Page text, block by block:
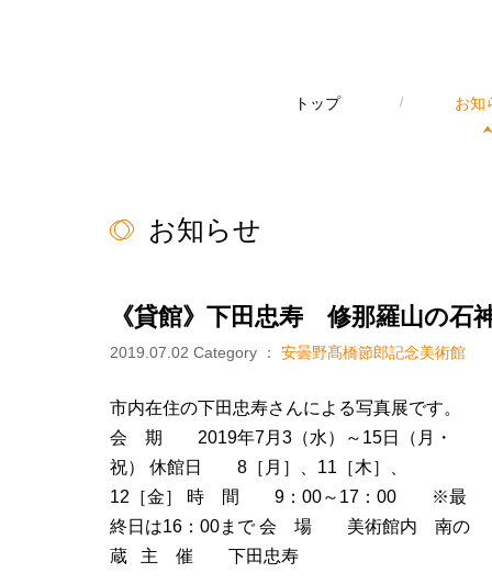
トップ / お知
お知らせ
《貸館》下田忠寿 修那羅山の石
2019.07.02 Category ： 安曇野髙橋節郎記念美術館
市内在住の下田忠寿さんによる写真展です。
会 期 2019年7月3（水）～15日（月・
祝） 休館日 8［月］、11［木］、
12［金］ 時 間 9：00～17：00 ※最
終日は16：00まで 会 場 美術館内 南の
蔵 主 催 下田忠寿